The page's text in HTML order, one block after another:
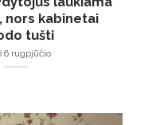
nors kabinetai
tušti
6 rugpjūčio